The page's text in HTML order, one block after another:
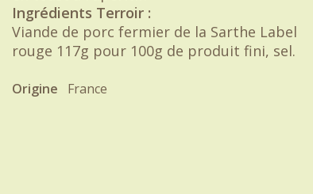
Ingrédients Terroir :
Viande de porc fermier de la Sarthe Label
rouge 117g pour 100g de produit fini, sel.
Origine France